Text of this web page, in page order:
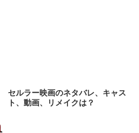
セルラー映画のネタバレ、キャス
ト、動画、リメイクは？